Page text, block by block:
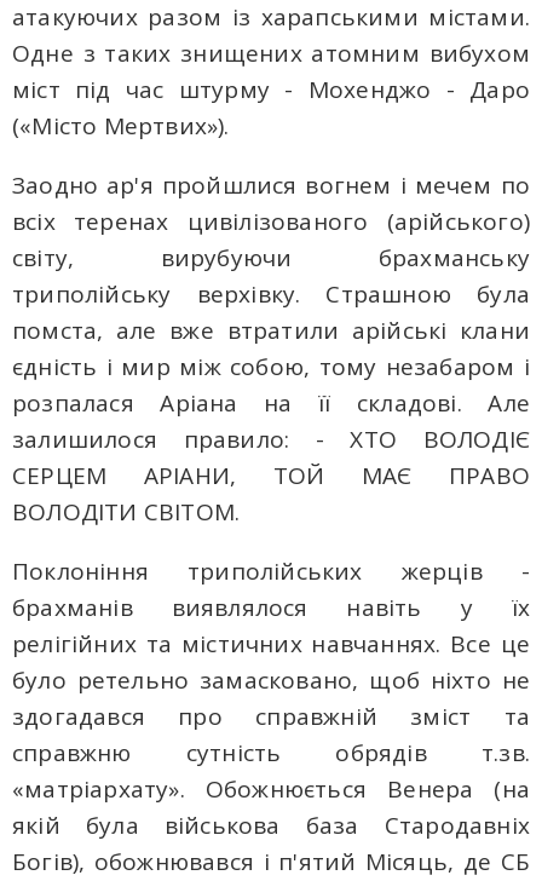
атакуючих разом із харапськими містами.
Одне з таких знищених атомним вибухом
міст під час штурму - Мохенджо - Даро
(«Місто Мертвих»).
Заодно ар'я пройшлися вогнем і мечем по
всіх теренах цивілізованого (арійського)
світу, вирубуючи брахманську
триполійську верхівку. Страшною була
помста, але вже втратили арійські клани
єдність і мир між собою, тому незабаром і
розпалася Аріана на її складові. Але
залишилося правило: - ХТО ВОЛОДІЄ
СЕРЦЕМ АРІАНИ, ТОЙ МАЄ ПРАВО
ВОЛОДІТИ СВІТОМ.
Поклоніння триполійських жерців -
брахманів виявлялося навіть у їх
релігійних та містичних навчаннях. Все це
було ретельно замасковано, щоб ніхто не
здогадався про справжній зміст та
справжню сутність обрядів т.зв.
«матріархату». Обожнюється Венера (на
якій була військова база Стародавніх
Богів), обожнювався і п'ятий Місяць, де СБ